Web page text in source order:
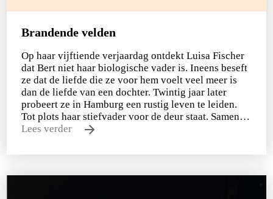
Brandende velden
Op haar vijftiende verjaardag ontdekt Luisa Fischer
dat Bert niet haar biologische vader is. Ineens beseft
ze dat de liefde die ze voor hem voelt veel meer is
dan de liefde van een dochter. Twintig jaar later
probeert ze in Hamburg een rustig leven te leiden.
Tot plots haar stiefvader voor de deur staat. Samen…
Lees verder